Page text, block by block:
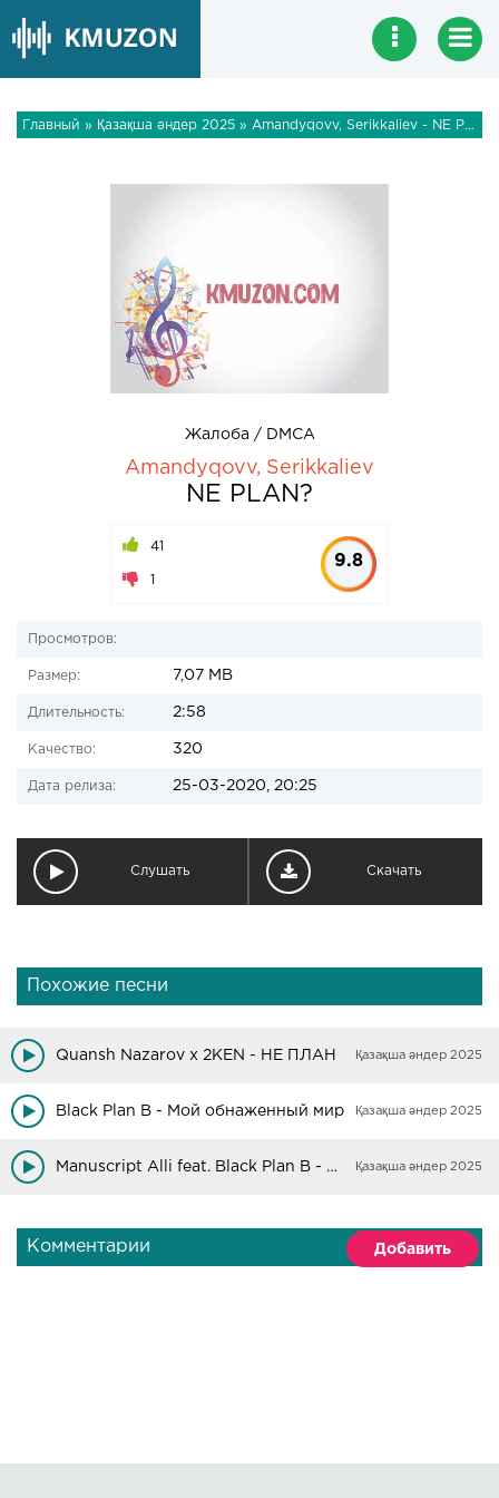
Главный » Қазақша әндер 2025 » Amandyqovv, Serikkaliev - NE PLAN?
Жалоба / DMCA
Amandyqovv, Serikkaliev
NE PLAN?
41
1
9.8
Просмотров:
Размер: 7,07 MB
Длительность: 2:58
Качество: 320
Дата релиза: 25-03-2020, 20:25
Слушать Скачать
Похожие песни
Quansh Nazarov x 2KEN - НЕ ПЛАН Қазақша әндер 2025
Black Plan B - Мой обнаженный мир Қазақша әндер 2025
Manuscript Alli feat. Black Plan B - К низам Қазақша әндер 2025
Комментарии Добавить